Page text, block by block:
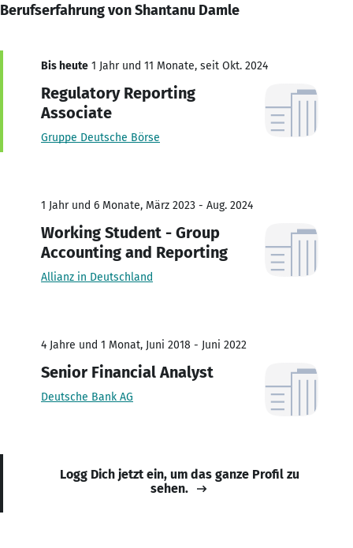
Berufserfahrung von Shantanu Damle
Bis heute 1 Jahr und 11 Monate, seit Okt. 2024
Regulatory Reporting
Associate
Gruppe Deutsche Börse
1 Jahr und 6 Monate, März 2023 - Aug. 2024
Working Student - Group
Accounting and Reporting
Allianz in Deutschland
4 Jahre und 1 Monat, Juni 2018 - Juni 2022
Senior Financial Analyst
Deutsche Bank AG
Logg Dich jetzt ein, um das ganze Profil zu
sehen.